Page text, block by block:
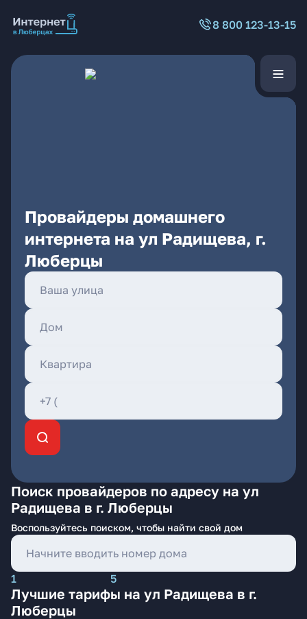
8 800 123-13-15
Провайдеры домашнего
интернета на ул Радищева, г.
Люберцы
Поиск провайдеров по адресу на ул
Радищева в г. Люберцы
Воспользуйтесь поиском, чтобы найти свой дом
1 5
Лучшие тарифы на ул Радищева в г.
Люберцы